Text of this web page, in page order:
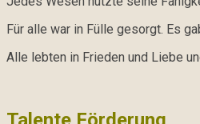
Für alle war in Fülle gesorgt. Es
Alle lebten in Frieden und Liebe